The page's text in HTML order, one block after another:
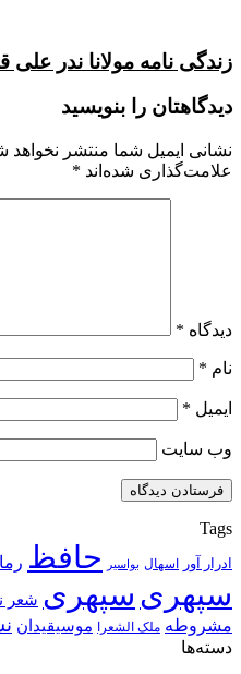
زندگی نامه مولانا ندر علی
دیدگاهتان را بنویسید
نشانی ایمیل شما منتشر نخواهد
علامت‌گذاری شده‌اند *
دیدگاه *
نام *
ایمیل *
وب‌ سایت
Tags
ادرار آور اسهال بواسیر حافظ
سپهری سپهری شعر
مشروطه ملک الشعرا موسیقیدان
دسته‌ها